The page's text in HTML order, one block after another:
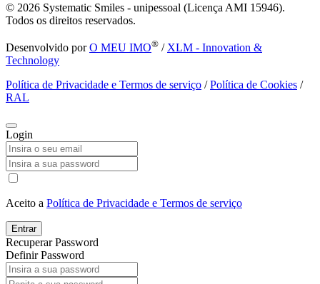
© 2026 Systematic Smiles - unipessoal (Licença AMI 15946).
Todos os direitos reservados.
Desenvolvido porO MEU IMO® / XLM - Innovation &
Technology
Política de Privacidade e Termos de serviço /Política de Cookies /
RAL
Login
Aceito a Política de Privacidade e Termos de serviço
Entrar
Recuperar Password
Definir Password